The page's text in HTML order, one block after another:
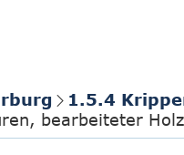
1.5.4
bearbeiteter